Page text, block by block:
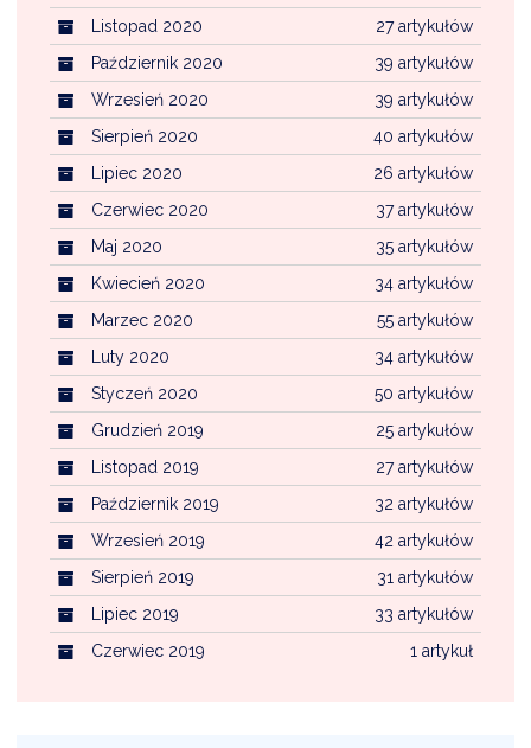
27 artykułów
Listopad 2020
39 artykułów
Październik 2020
39 artykułów
Wrzesień 2020
40 artykułów
Sierpień 2020
26 artykułów
Lipiec 2020
37 artykułów
Czerwiec 2020
35 artykułów
Maj 2020
34 artykułów
Kwiecień 2020
55 artykułów
Marzec 2020
34 artykułów
Luty 2020
50 artykułów
Styczeń 2020
25 artykułów
Grudzień 2019
27 artykułów
Listopad 2019
32 artykułów
Październik 2019
42 artykułów
Wrzesień 2019
31 artykułów
Sierpień 2019
33 artykułów
Lipiec 2019
1 artykuł
Czerwiec 2019